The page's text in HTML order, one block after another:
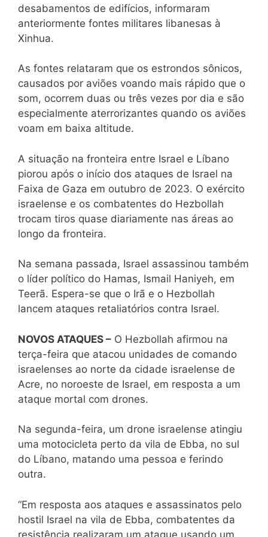
desabamentos de edifícios, informaram
anteriormente fontes militares libanesas à
Xinhua.
As fontes relataram que os estrondos sônicos,
causados por aviões voando mais rápido que o
som, ocorrem duas ou três vezes por dia e são
especialmente aterrorizantes quando os aviões
voam em baixa altitude.
A situação na fronteira entre Israel e Líbano
piorou após o início dos ataques de Israel na
Faixa de Gaza em outubro de 2023. O exército
israelense e os combatentes do Hezbollah
trocam tiros quase diariamente nas áreas ao
longo da fronteira.
Na semana passada, Israel assassinou também
o líder político do Hamas, Ismail Haniyeh, em
Teerã. Espera-se que o Irã e o Hezbollah
lancem ataques retaliatórios contra Israel.
NOVOS ATAQUES – O Hezbollah afirmou na
terça-feira que atacou unidades de comando
israelenses ao norte da cidade israelense de
Acre, no noroeste de Israel, em resposta a um
ataque mortal com drones.
Na segunda-feira, um drone israelense atingiu
uma motocicleta perto da vila de Ebba, no sul
do Líbano, matando uma pessoa e ferindo
outra.
“Em resposta aos ataques e assassinatos pelo
hostil Israel na vila de Ebba, combatentes da
resistência realizaram um ataque usando um